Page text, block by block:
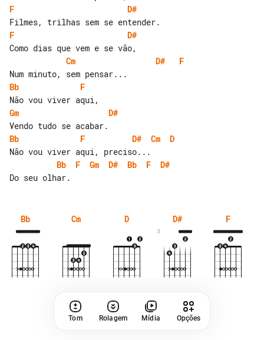
F
D#
F
D#
Cm
D#
F
Bb
F
Gm
D#
Bb
F D# Cm
D
Bb
F Gm D# Bb F
D#
Bb Cm D D#
3
F
Tom Rolagem Mídia Opções